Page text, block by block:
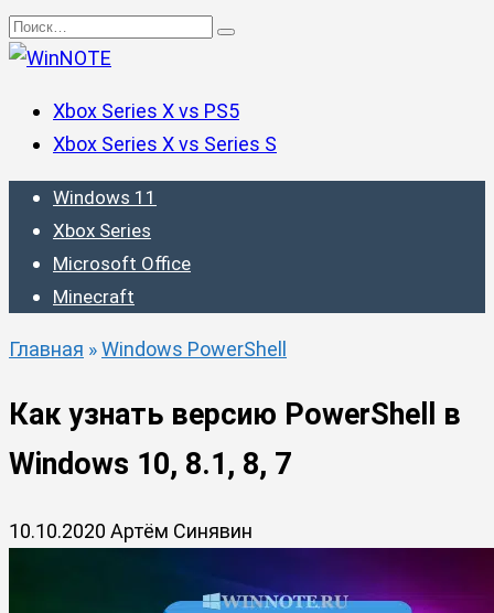
Перейти
к
Search
for:
Xbox Series X vs PS5
Xbox Series X vs Series S
Windows 11
Xbox Series
Microsoft Office
Minecraft
Главная »Windows PowerShell
Как узнать версию PowerShell в
Windows 10, 8.1, 8, 7
10.10.2020 Артём Синявин